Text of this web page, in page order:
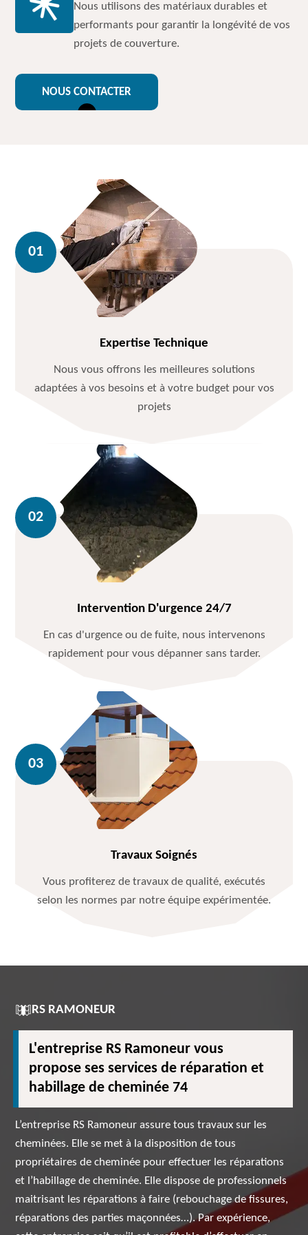
Nous utilisons des matériaux durables et
performants pour garantir la longévité de vos
projets de couverture.
NOUS CONTACTER
Expertise Technique
Nous vous offrons les meilleures solutions
adaptées à vos besoins et à votre budget pour vos
projets
Intervention D'urgence 24/7
En cas d'urgence ou de fuite, nous intervenons
rapidement pour vous dépanner sans tarder.
Travaux Soignés
Vous profiterez de travaux de qualité, exécutés
selon les normes par notre équipe expérimentée.
RS RAMONEUR
L'entreprise RS Ramoneur vous
propose ses services de réparation et
habillage de cheminée 74
L’entreprise RS Ramoneur assure tous travaux sur les
cheminées. Elle se met à la disposition de tous
propriétaires de cheminée pour effectuer les réparations
et l’habillage de cheminée. Elle dispose de professionnels
maitrisant les réparations à faire (rebouchage de fissures,
réparations des parties maçonnées…). Par expérience,